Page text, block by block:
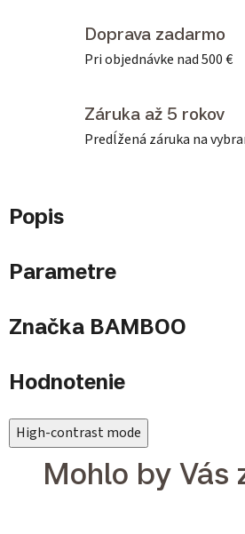
Doprava zadarmo
Pri objednávke nad 500 €
Záruka až 5 rokov
Predĺžená záruka na
Popis
Parametre
Značka BAMBOO
Hodnotenie
High-contrast mode
Mohlo by Vás